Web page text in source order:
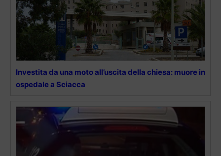
Investita da una moto all’uscita della chiesa: muore in
ospedale a Sciacca